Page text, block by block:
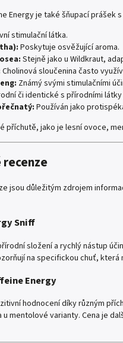
Energy je také šňupací
stimulační látka.
Poskytuje osvěžující aroma.
Stejně jako u Wildkraut,
Cholinová sloučenina často
Známý svými stimulačními
či identické s přírodními
Používán jako
příchutě, jako je lesní ovoce,
jsou důležitým zdrojem
Sniff
složení a rychlý nástup
na specifickou chuť, která
Energy
hodnocení díky různým
u mentolové varianty. Cena je